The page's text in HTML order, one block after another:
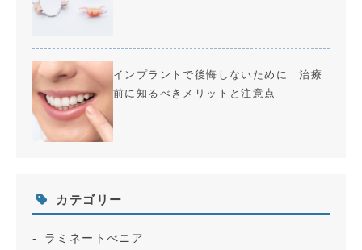
インプラントで後悔しないために｜治療
前に知るべきメリットと注意点
カテゴリー
ラミネートべニア